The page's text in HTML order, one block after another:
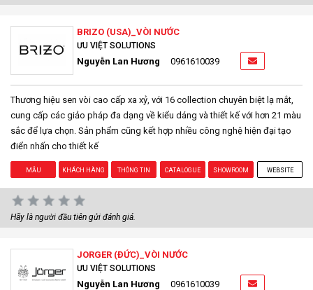
BRIZO (USA)_VÒI NƯỚC
ƯU VIỆT SOLUTIONS
Nguyễn Lan Hương 0961610039
Thương hiệu sen vòi cao cấp xa xỷ, với 16 collection chuyên biệt lạ mắt,
cung cấp các giảo pháp đa dạng về kiểu dáng và thiết kế với hơn 21 màu
sắc để lựa chọn. Sản phẩm cũng kết hợp nhiều công nghệ hiện đại tạo
điển nhấn cho thiết kế
MẪU KHÁCH HÀNG THÔNG TIN CATALOGUE SHOWROOM WEBSITE
Hãy là người đầu tiên gửi đánh giá.
JORGER (ĐỨC)_VÒI NƯỚC
ƯU VIỆT SOLUTIONS
Nguyễn Lan Hương 0961610039